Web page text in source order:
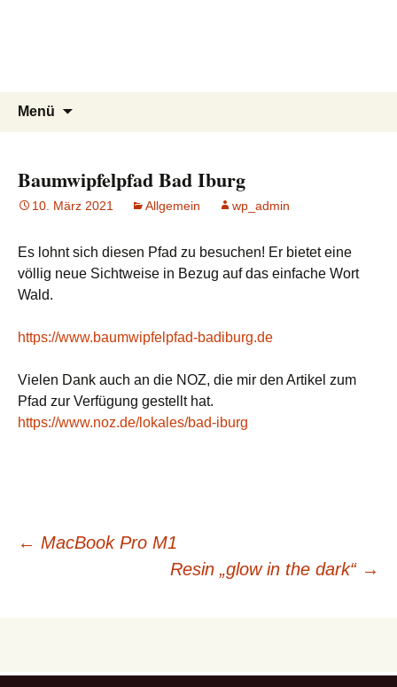
Menü
Baumwipfelpfad Bad Iburg
10. März 2021 Allgemein wp_admin
Es lohnt sich diesen Pfad zu besuchen! Er bietet eine
völlig neue Sichtweise in Bezug auf das einfache Wort
Wald.
https://www.baumwipfelpfad-badiburg.de
Vielen Dank auch an die NOZ, die mir den Artikel zum
Pfad zur Verfügung gestellt hat.
https://www.noz.de/lokales/bad-iburg
Beitragsnavigation
← MacBook Pro M1
Resin „glow in the dark“ →